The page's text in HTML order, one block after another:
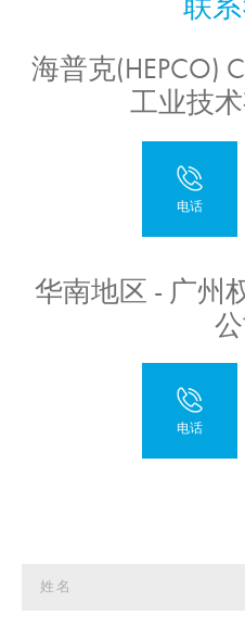
海普克(HEPCO)
工业技
华南地区 - 广州